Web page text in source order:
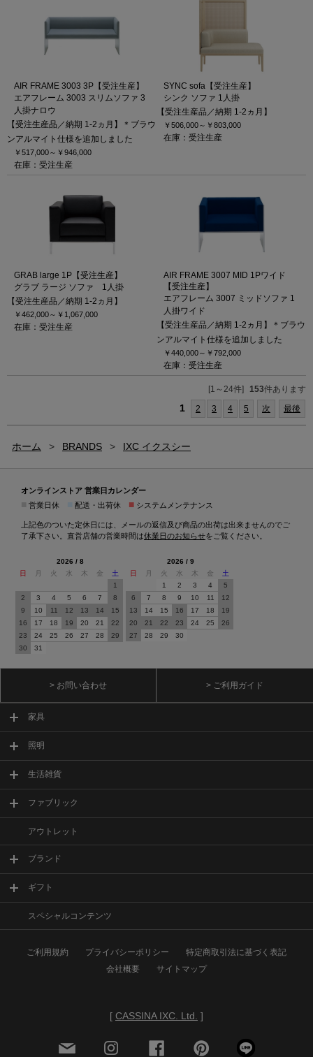
AIR FRAME 3003 3P【受注生産】
エアフレーム 3003 スリムソファ 3
人掛ナロウ
【受注生産品／納期 1-2ヵ月】＊ブラウ
ンアルマイト仕様を追加しました
￥517,000～ ￥946,000
在庫：受注生産
SYNC sofa【受注生産】
シンク ソファ 1人掛
【受注生産品／納期 1-2ヵ月】
￥506,000～ ￥803,000
在庫：受注生産
GRAB large 1P【受注生産】
グラブ ラージ ソファ 1人掛
【受注生産品／納期 1-2ヵ月】
￥462,000～ ￥1,067,000
在庫：受注生産
AIR FRAME 3007 MID 1Pワイド
【受注生産】
エアフレーム 3007 ミッドソファ 1
人掛ワイド
【受注生産品／納期 1-2ヵ月】＊ブラウ
ンアルマイト仕様を追加しました
￥440,000～ ￥792,000
在庫：受注生産
[1～24件] 153件あります
1 2 3 4 5 次 最後
ホーム > BRANDS > IXC イクスシー
オンラインストア 営業日カレンダー
営業日休 配送・出荷休 ■ システムメンテナンス
上記色のついた定休日には、メールの返信及び商品の出荷は出来ませんのでご
了承下さい。直営店舗の営業時間は休業日のお知らせをご覧ください。
2026 / 8
日
月 火 水 木 金
土
1
2
3 4 5 6 7
8
9
10 11 12 13 14
15
16
17 18 19 20 21
22
23
24 25 26 27 28
29
30
31
2026 / 9
日
月 火 水 木 金
土
1
2 3 4
5
6
7 8 9 10 11
12
13
14 15 16 17 18
19
20
21 22 23 24 25
26
27
28 29 30
> お問い合わせ > ご利用ガイド
家具
照明
生活雑貨
ファブリック
アウトレット
ブランド
ギフト
スペシャルコンテンツ
ご利用規約 プライバシーポリシー
特定商取引法に基づく表記
会社概要
サイトマップ
[ CASSINA IXC. Ltd. ]